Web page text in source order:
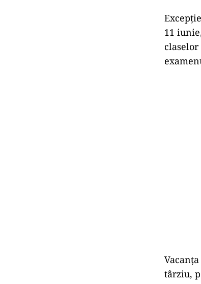
11
târziu,